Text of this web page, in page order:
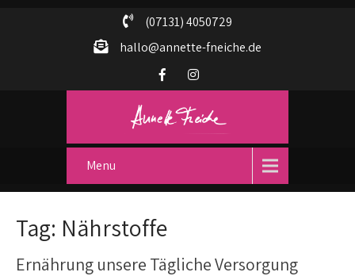
(07131) 4050729
hallo@annette-fneiche.de
Menu
Tag: Nährstoffe
Ernährung unsere Tägliche Versorgung